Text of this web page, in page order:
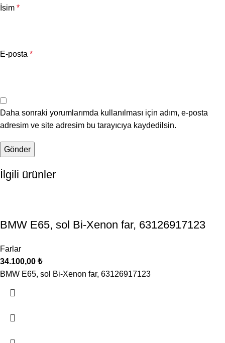
İsim *
E-posta *
Daha sonraki yorumlarımda kullanılması için adım, e-posta
adresim ve site adresim bu tarayıcıya kaydedilsin.
İlgili ürünler
BMW E65, sol Bi‑Xenon far, 63126917123
Farlar
34.100,00 ₺
BMW E65, sol Bi‑Xenon far, 63126917123